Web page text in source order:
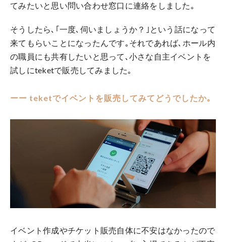
てみたいと思い問い合わせ窓口に連絡をしました｡
そうしたら､｢一度､伺いましょうか？｣という話になって
来てもらいことになったんです｡それであれば､ホール内
の職員にも共有したいと思って､小さな自主イベントを
試しにteketで販売してみました｡
ーー teketでイベントを販売してみてどうでしたか｡
イベント作成やチケット販売自体に不安はなかったので